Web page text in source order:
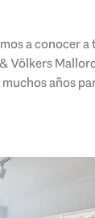
a conocer
Völkers
años